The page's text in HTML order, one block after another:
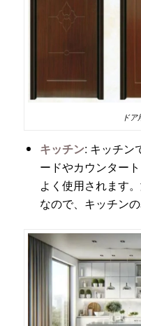
ド
キッチン: キッチン
ードやカウンター
よく使用されます
なので、キッチン